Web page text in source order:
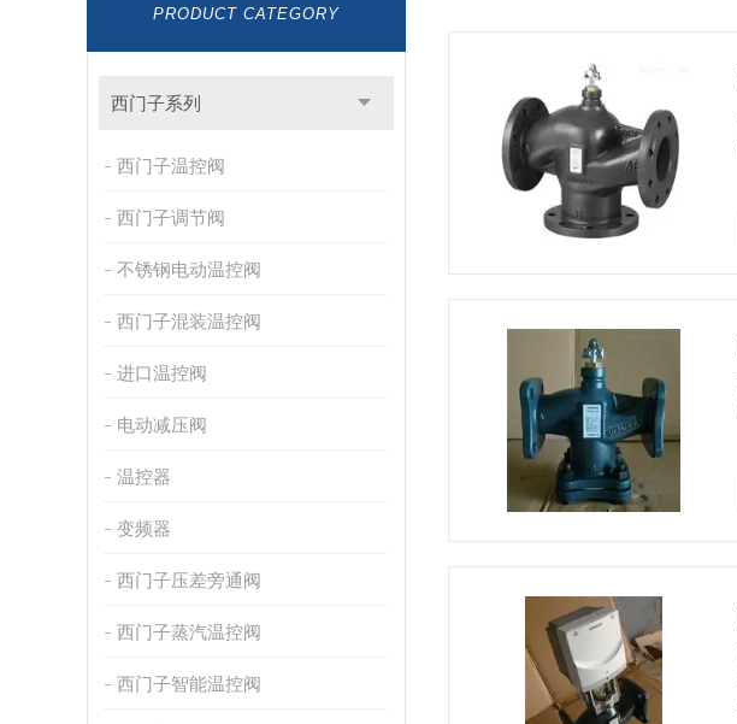
PRODUCT CATEGORY
西门子系列
西门子温控阀
西门子调节阀
不锈钢电动温控阀
西门子混装温控阀
进口温控阀
电动减压阀
温控器
变频器
西门子压差旁通阀
西门子蒸汽温控阀
西门子智能温控阀